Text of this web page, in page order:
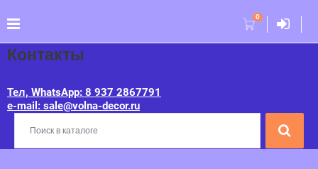
0
Контакты
Тел, WhatsApp: 8 937 2867791
e-mail: sale@volna-decor.ru